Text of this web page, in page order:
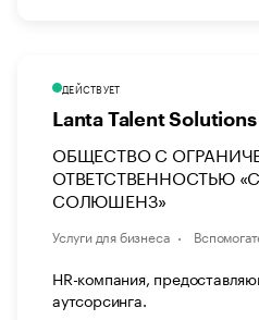
ДЕЙСТВУЕТ
Lanta Talent Solutions
ОБЩЕСТВО С
ОТВЕТСТВЕННОСТЬЮ
СОЛЮШЕНЗ»
Услуги для бизнеса
HR-компания,
аутсорсинга.